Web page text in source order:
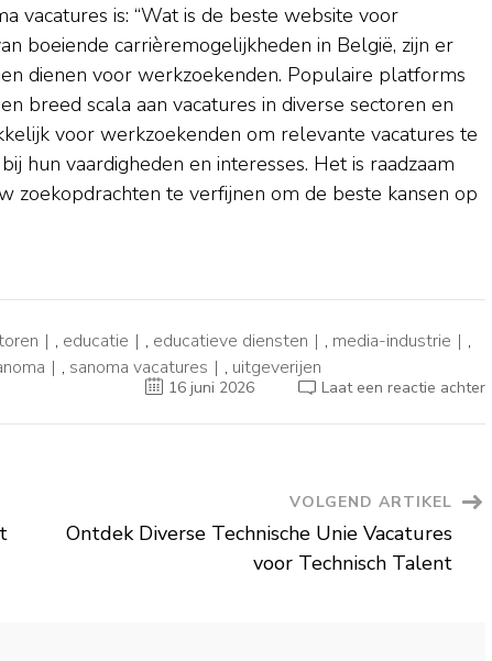
vacatures is: “Wat is de beste website voor
boeiende carrièremogelijkheden in België, zijn er
dienen voor werkzoekenden. Populaire platforms
breed scala aan vacatures in diverse sectoren en
voor werkzoekenden om relevante vacatures te
hun vaardigheden en interesses. Het is raadzaam
zoekopdrachten te verfijnen om de beste kansen op
, educatie , educatieve diensten , media-industrie
,
, sanoma vacatures , uitgeverijen
16 juni 2026 Laat een reactie achterop
VOLGEND ARTIKEL
Ontdek Diverse Technische Unie Vacatures
voor Technisch Talent